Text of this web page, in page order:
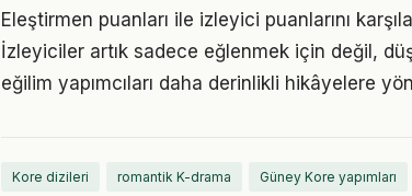
Eleştirmen puanları ile izleyici puanlarını
İzleyiciler artık sadece eğlenmek için değil,
eğilim yapımcıları daha derinlikli hikâyelere
Kore dizileri romantik K-drama Güney Kore yapımları